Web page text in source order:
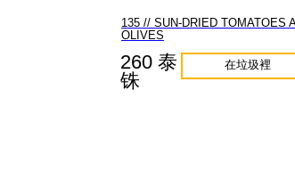
135 // SUN-DRIED TOMATOES
OLIVES
260 泰
铢
在垃圾裡